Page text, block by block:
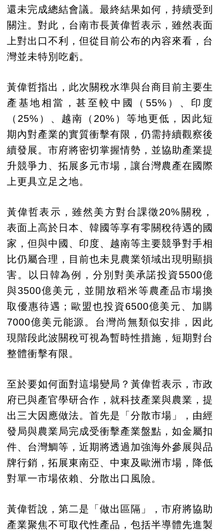
還未完成總結會議。最終結果如何，持續受到
關注。對此，台南市長黃偉哲表示，雖然表面
上對出口不利，但從目前公布的內容來看，台
灣並未特別吃虧。
黃偉哲指出，此次關稅水準與台商目前主要生
產基地相當，甚至較中國（55%）、印度
（25%）、越南（20%）等地更低，因此短
期內對產業的實質衝擊有限，仍需持續觀察後
續發展。市府將密切掌握情勢，並協助產業提
升競爭力、拓展多元市場，讓台灣農產在國際
上更具立足之地。
黃偉哲表示，雖然美方對台課徵20%關稅，
表面上高於日本、韓國等享有零關稅待遇的國
家，但與中國、印度、越南等主要競爭對手相
比仍屬合理，目前也未見農業領域出現明顯損
害。以日韓為例，分別對美承諾投資5500億
與3500億美元，並開放稻米等農產品市場換
取優惠待遇；歐盟也投資6500億美元、加購
7000億美元能源。台灣尚無類似安排，因此
現階段此波關稅可視為暫時性措施，短期對台
整體衝擊有限。
至於要如何面對這場變局？黃偉哲表示，市政
府已與產官學研合作，就科技產業與農業，提
出三大因應做法。首先是「分散市場」，由經
發局與農業局完成受衝擊產業盤點，如金屬扣
件、台灣鯛等，近期將透過加強海外參展與品
牌行銷，拓展東南亞、中東及歐洲市場，降低
對單一市場依賴、分散出口風險。
黃偉哲說，第二是「做出區隔」，市府將協助
產業聚焦不可取代性產品，包括半導體先進製